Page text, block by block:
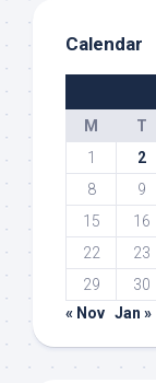
Calendar
M
T
1
2
8
9
15
16
22
23
29
30
« Nov Jan »